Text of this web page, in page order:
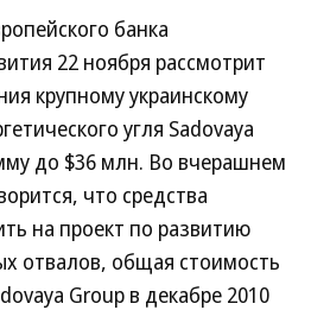
банка
22 ноября рассмотрит
крупному украинскому
угля Sadovaya
до $36 млн. Во вчерашнем
что средства
на проект по развитию
отвалов, общая стоимость
Group в декабре 2010